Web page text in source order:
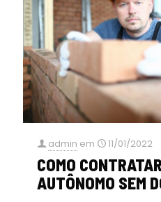
admin em 11/01/2022
COMO
AUTÔNOMO SEM